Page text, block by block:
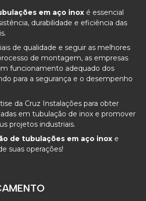
em aço inox é essencial
durabilidade e eficiência das
de qualidade e seguir as melhores
de montagem, as empresas
funcionamento adequado dos
para a segurança e o desempenho
da Cruz Instalações para obter
em tubulação de inox e promover
projetos industriais.
de tubulações em aço inox e
suas operações!